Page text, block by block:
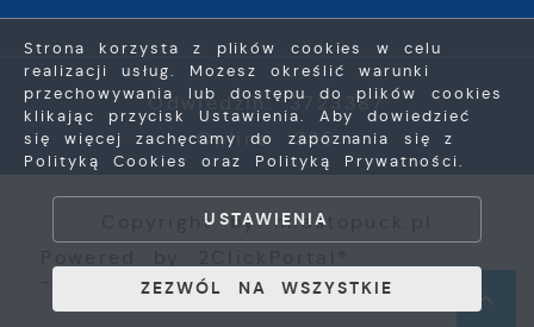
Odwiedzin: 3723387
Online: 385
Copyright by miastopuck.pl
- Portale nowej generacji
Strona korzysta z plików cookies w celu
realizacji usług. Możesz określić warunki
przechowywania lub dostępu do plików cookies
klikając przycisk Ustawienia. Aby dowiedzieć
się więcej zachęcamy do zapoznania się z
Polityką Cookies oraz Polityką Prywatności.
USTAWIENIA
ZEZWÓL NA WSZYSTKIE
ZEZWÓL NA WSZYSTKIE